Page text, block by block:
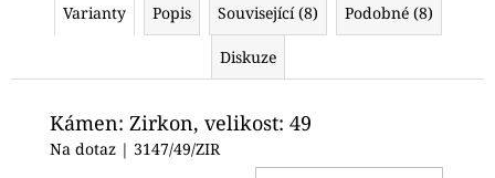
Varianty Popis Související (8) Podobné (8)
Diskuze
Kámen: Zirkon, velikost: 49
Na dotaz | 3147/49/ZIR
POLICE
PEWGQ0056801
690